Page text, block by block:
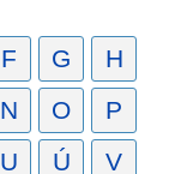
F G
H
N O
P
U Ú V